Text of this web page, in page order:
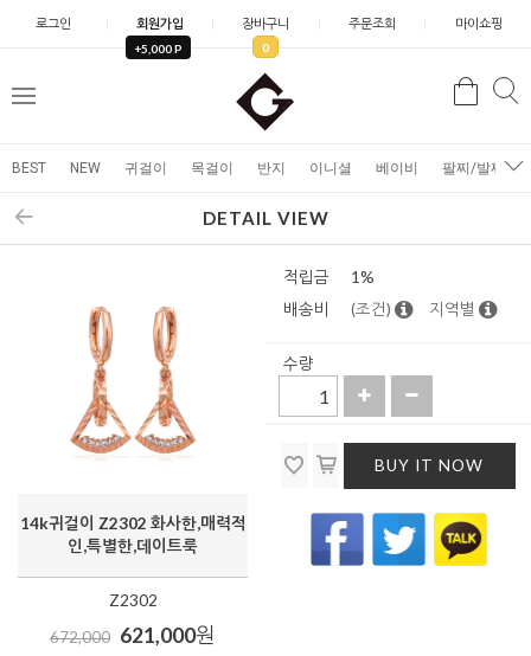
로그인 회원가입
+5,000 P
장바구니
0
주문조회 마이쇼핑
메
검
BEST NEW 귀걸이 목걸이 반지 이니셜 베이비 팔찌/발찌
DETAIL VIEW
14k귀걸이 Z2302 화사한,매력적
인,특별한,데이트룩
Z2302
672,000 621,000원
적립금
1%
배송비
(조건) 지역별
수량
BUY IT NOW